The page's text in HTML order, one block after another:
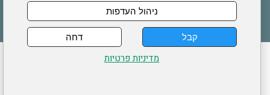
קבל דחה
ניהול העדפות
מדיניות פרטיות
בריאות
הצהרת נגישות לעדכון פרטים אישיים